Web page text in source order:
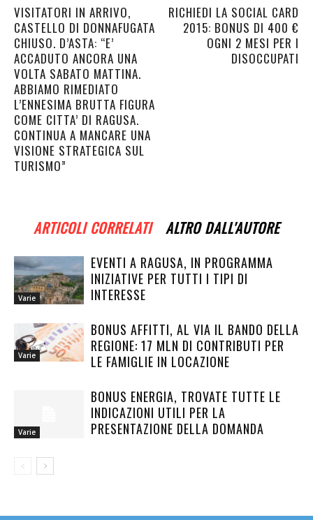
VISITATORI IN ARRIVO,
CASTELLO DI DONNAFUGATA
CHIUSO. D’ASTA: “E’
ACCADUTO ANCORA UNA
VOLTA SABATO MATTINA.
ABBIAMO RIMEDIATO
L’ENNESIMA BRUTTA FIGURA
COME CITTA’ DI RAGUSA.
CONTINUA A MANCARE UNA
VISIONE STRATEGICA SUL
TURISMO”
RICHIEDI LA SOCIAL CARD
2015: BONUS DI 400 €
OGNI 2 MESI PER I
DISOCCUPATI
ARTICOLI CORRELATI ALTRO DALL'AUTORE
Varie
EVENTI A RAGUSA, IN PROGRAMMA
INIZIATIVE PER TUTTI I TIPI DI
INTERESSE
Varie
BONUS AFFITTI, AL VIA IL BANDO DELLA
REGIONE: 17 MLN DI CONTRIBUTI PER
LE FAMIGLIE IN LOCAZIONE
Varie
BONUS ENERGIA, TROVATE TUTTE LE
INDICAZIONI UTILI PER LA
PRESENTAZIONE DELLA DOMANDA